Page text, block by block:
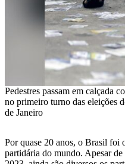
Pedestres passam em calçada
no primeiro turno das eleições
de Janeiro
Por quase 20 anos, o Brasil foi
partidária do mundo. Apesar